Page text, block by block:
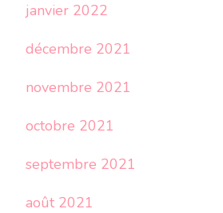
janvier 2022
décembre 2021
novembre 2021
octobre 2021
septembre 2021
août 2021